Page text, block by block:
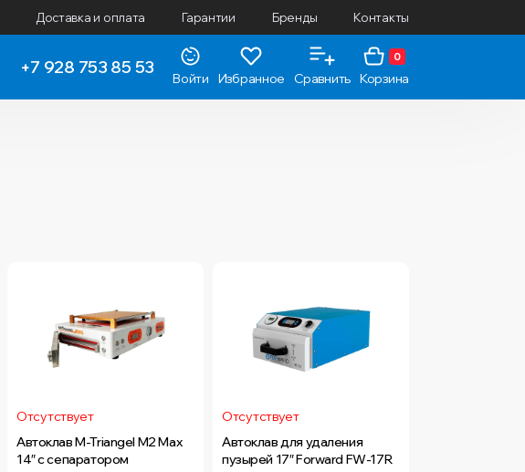
Доставка и оплата Гарантии Бренды Контакты
+7 928 753 85 53
Войти Избранное Сравнить
0
Корзина
Отсутствует
Автоклав M-Triangel M2 Max
14″ с сепаратором
Отсутствует
Автоклав для удаления
пузырей 17″ Forward FW-17R